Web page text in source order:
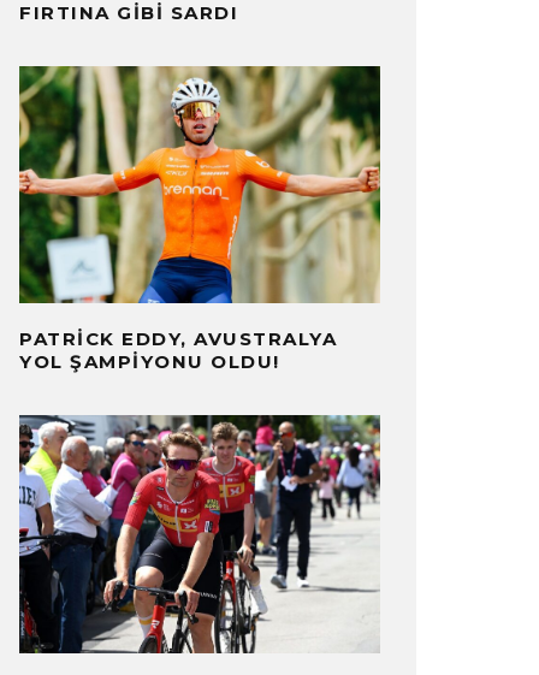
FIRTINA GIBI SARDI
PATRICK EDDY, AVUSTRALYA
YOL ŞAMPIYONU OLDU!